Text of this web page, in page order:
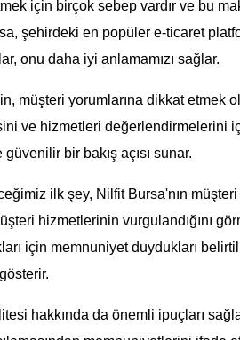
için birçok sebep vardır ve bu
şehirdeki en popüler e-ticaret
onu daha iyi anlamamızı sağlar.
müşteri yorumlarına dikkat etmek
ve hizmetleri değerlendirmelerini
bir bakış açısı sunar.
ilk şey, Nilfit Bursa'nın
hizmetlerinin vurgulandığını
için memnuniyet duydukları
hakkında da önemli ipuçları